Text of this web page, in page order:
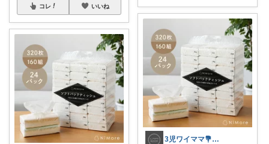
コレ いいね
3児ワイママ💐バタバタでも回る暮らし✨